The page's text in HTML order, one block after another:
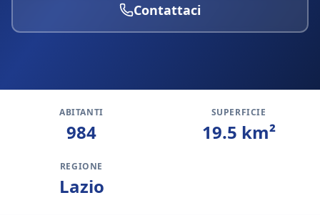
Contattaci
ABITANTI
984
SUPERFICIE
19.5 km²
REGIONE
Lazio